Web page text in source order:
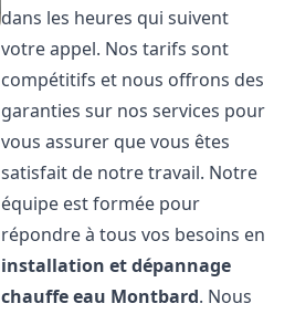
dans les heures qui suivent
votre appel. Nos tarifs sont
compétitifs et nous offrons des
garanties sur nos services pour
vous assurer que vous êtes
satisfait de notre travail. Notre
équipe est formée pour
répondre à tous vos besoins en
installation et dépannage
chauffe eau Montbard. Nous